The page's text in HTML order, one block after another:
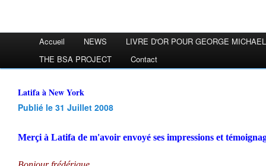
Accueil NEWS
LIVRE D'OR POUR GEORGE MICHAEL
THE BSA PROJECT
Contact
Latifa à New York
Publié le 31 Juillet 2008
Merçi à Latifa de m'avoir envoyé ses impressions et